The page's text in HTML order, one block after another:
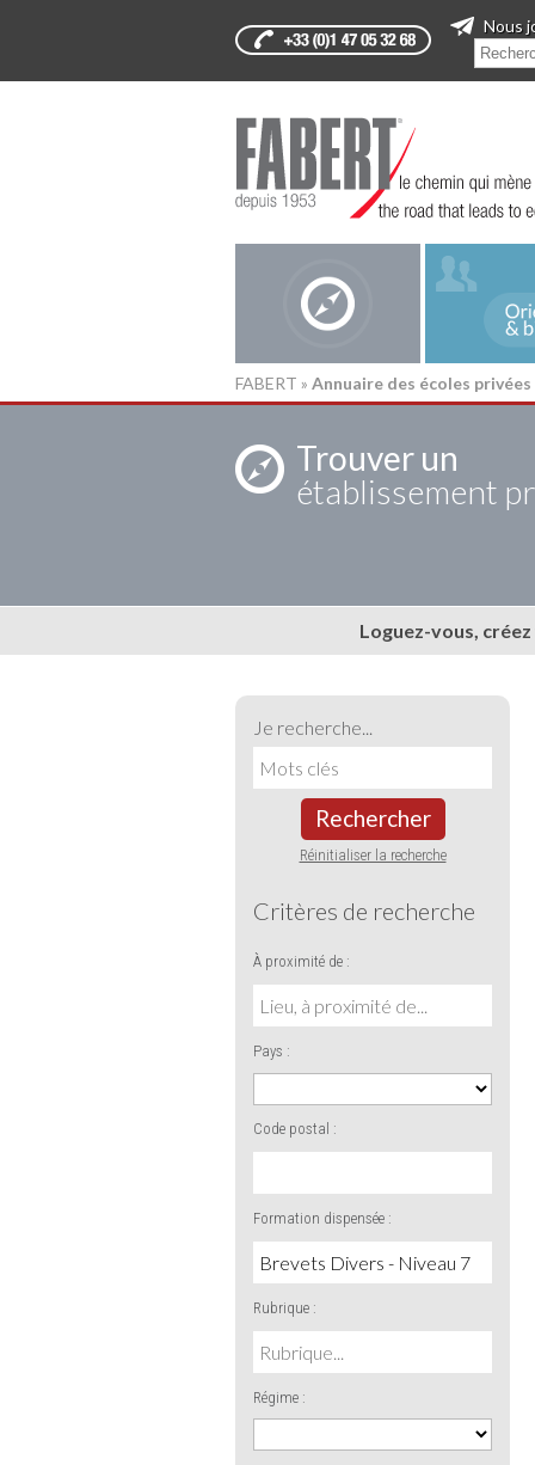
Nous
FABERT » Annuaire des écoles privées
Trouver un
établissement
Loguez-vous,
Je recherche...
Rechercher
Réinitialiser la recherche
Critères de recherche
À proximité de :
Pays :
Code postal :
Formation dispensée :
Rubrique :
Régime :